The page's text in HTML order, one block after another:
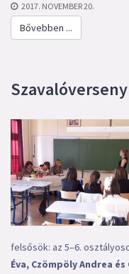
2017. NOVEMBER 20.
Bővebben ...
Szavalóverseny
felsősök: az 5–6.
Éva, Czömpöly Andrea